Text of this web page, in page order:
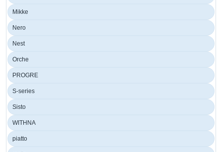
Mikke
Nero
Nest
Orche
PROGRE
S-series
Sisto
WITHNA
piatto